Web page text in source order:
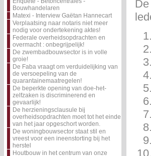
Bouwhandelaren
Matexi - Interview Gaëtan Hannecart
Verplaatsing naar notaris niet meer
nodig voor ondertekening aktes!
Federale overheidsopdrachten en
overmacht : onbegrijpelijk!
De zwembadbouwsector is in volle
groie!
De Faba vraagt om verduidelijking van
de versoepeling van de
quarantainemaatregelen!
De beperkte opening van doe-het-
zelfzaken is discriminerend en
gevaarlijk!
De herzieningsclausule bij
overheidsopdrachten moet tot het einde
van het jaar opgeschort worden.
De woningbouwsector staat stil en
vreest voor een ineenstorting bij het
herstel
Houtbouw in het centrum van onze